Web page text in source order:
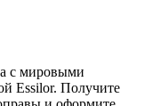
с мировыми
Essilor. Получите